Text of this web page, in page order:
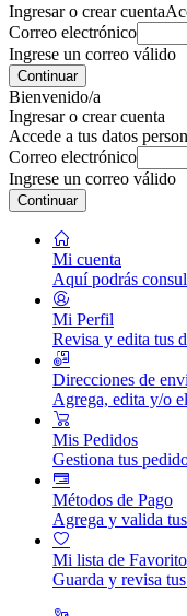
Ingresar o crear cuenta
Correo electrónico
Ingrese un correo válido
Continuar
Bienvenido/a
Ingresar o crear cuenta
Accede a tus datos
Correo electrónico
Ingrese un correo válido
Continuar
Mi cuenta
Aquí podrás
Mi Perfil
Revisa y edita tus
Direcciones de
Agrega, edita y/o
Mis Pedidos
Gestiona tus
Métodos de Pago
Agrega y valida
Mi lista de
Guarda y revisa